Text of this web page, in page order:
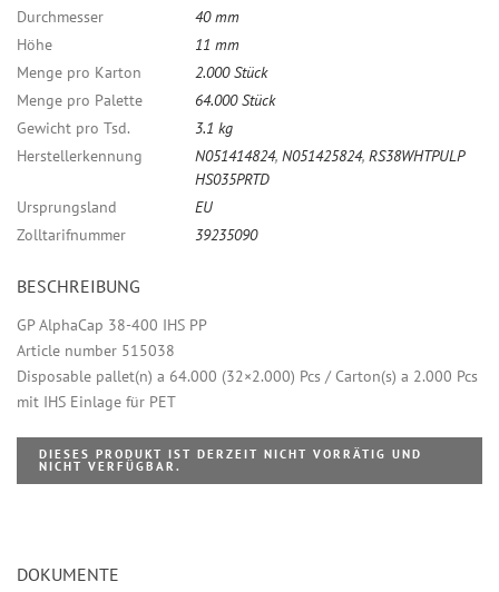
Durchmesser
40 mm
Höhe
11 mm
Menge pro Karton
2.000 Stück
Menge pro Palette
64.000 Stück
Gewicht pro Tsd.
3.1 kg
Herstellerkennung
N051414824, N051425824, RS38WHTPULP
HS035PRTD
Ursprungsland
EU
Zolltarifnummer
39235090
BESCHREIBUNG
GP AlphaCap 38-400 IHS PP
Article number 515038
Disposable pallet(n) a 64.000 (32×2.000) Pcs / Carton(s) a 2.000 Pcs
mit IHS Einlage für PET
DIESES PRODUKT IST DERZEIT NICHT VORRÄTIG UND
NICHT VERFÜGBAR.
DOKUMENTE